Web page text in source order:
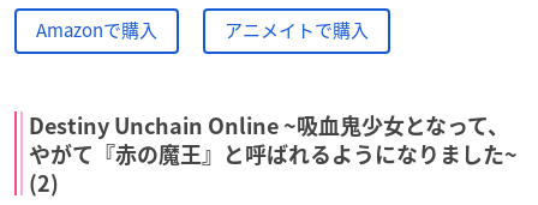
Amazonで購入 アニメイトで購入
Destiny Unchain Online ~吸血鬼少女となって、
やがて『赤の魔王』と呼ばれるようになりました~
(2)